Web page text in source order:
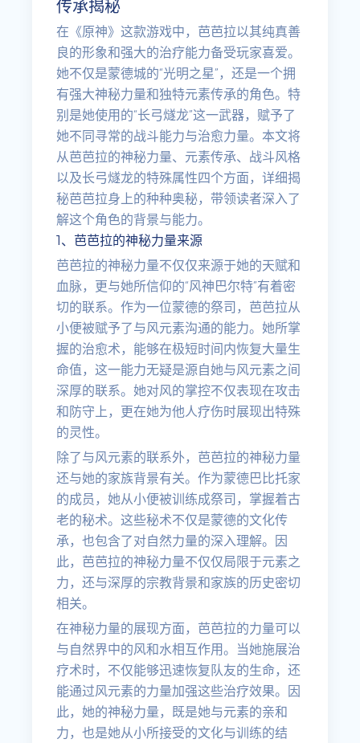
传承揭秘
在《原神》这款游戏中，芭芭拉以其纯真善
良的形象和强大的治疗能力备受玩家喜爱。
她不仅是蒙德城的“光明之星”，还是一个拥
有强大神秘力量和独特元素传承的角色。特
别是她使用的“长弓燧龙”这一武器，赋予了
她不同寻常的战斗能力与治愈力量。本文将
从芭芭拉的神秘力量、元素传承、战斗风格
以及长弓燧龙的特殊属性四个方面，详细揭
秘芭芭拉身上的种种奥秘，带领读者深入了
解这个角色的背景与能力。
1、芭芭拉的神秘力量来源
芭芭拉的神秘力量不仅仅来源于她的天赋和
血脉，更与她所信仰的“风神巴尔特”有着密
切的联系。作为一位蒙德的祭司，芭芭拉从
小便被赋予了与风元素沟通的能力。她所掌
握的治愈术，能够在极短时间内恢复大量生
命值，这一能力无疑是源自她与风元素之间
深厚的联系。她对风的掌控不仅表现在攻击
和防守上，更在她为他人疗伤时展现出特殊
的灵性。
除了与风元素的联系外，芭芭拉的神秘力量
还与她的家族背景有关。作为蒙德巴比托家
的成员，她从小便被训练成祭司，掌握着古
老的秘术。这些秘术不仅是蒙德的文化传
承，也包含了对自然力量的深入理解。因
此，芭芭拉的神秘力量不仅仅局限于元素之
力，还与深厚的宗教背景和家族的历史密切
相关。
在神秘力量的展现方面，芭芭拉的力量可以
与自然界中的风和水相互作用。当她施展治
疗术时，不仅能够迅速恢复队友的生命，还
能通过风元素的力量加强这些治疗效果。因
此，她的神秘力量，既是她与元素的亲和
力，也是她从小所接受的文化与训练的结